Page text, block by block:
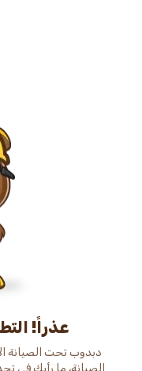
عذراً!
دبدوب تحت الصيانة
الصيانة، ما رأيك في